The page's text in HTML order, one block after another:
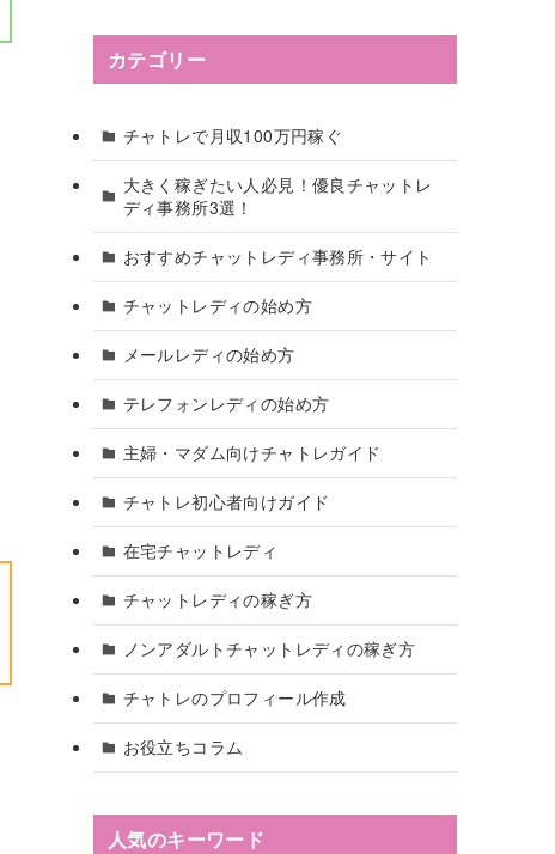
カテゴリー
チャトレで月収100万円稼ぐ
大きく稼ぎたい人必見！優良チャットレ
ディ事務所3選！
おすすめチャットレディ事務所・サイト
チャットレディの始め方
メールレディの始め方
テレフォンレディの始め方
主婦・マダム向けチャトレガイド
チャトレ初心者向けガイド
在宅チャットレディ
チャットレディの稼ぎ方
ノンアダルトチャットレディの稼ぎ方
チャトレのプロフィール作成
お役立ちコラム
人気のキーワード